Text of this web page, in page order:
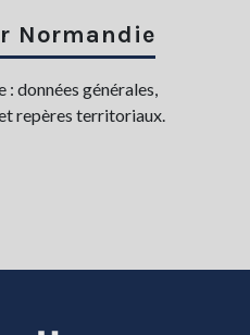
Normandie
données générales,
repères territoriaux.